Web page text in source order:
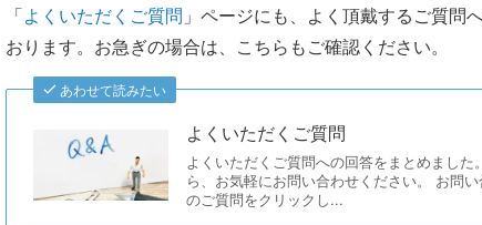
「よくいただくご質問 」ページにも、よく頂戴するご質問
おります。お急ぎの場合は、こちらもご確認ください。
あわせて読みたい
よくいただくご質問
よくいただくご質問への回答をまとめまし
ら、お気軽にお問い合わせください。 お問
のご質問をクリックし...